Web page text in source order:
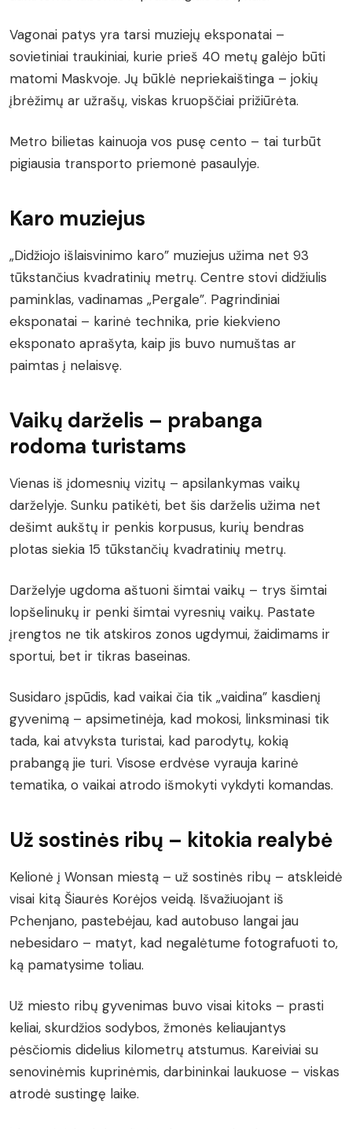
Vagonai patys yra tarsi muziejų eksponatai –
sovietiniai traukiniai, kurie prieš 40 metų galėjo būti
matomi Maskvoje. Jų būklė nepriekaištinga – jokių
įbrėžimų ar užrašų, viskas kruopščiai prižiūrėta.
Metro bilietas kainuoja vos pusę cento – tai turbūt
pigiausia transporto priemonė pasaulyje.
Karo muziejus
„Didžiojo išlaisvinimo karo” muziejus užima net 93
tūkstančius kvadratinių metrų. Centre stovi didžiulis
paminklas, vadinamas „Pergale”. Pagrindiniai
eksponatai – karinė technika, prie kiekvieno
eksponato aprašyta, kaip jis buvo numuštas ar
paimtas į nelaisvę.
Vaikų darželis – prabanga
rodoma turistams
Vienas iš įdomesnių vizitų – apsilankymas vaikų
darželyje. Sunku patikėti, bet šis darželis užima net
dešimt aukštų ir penkis korpusus, kurių bendras
plotas siekia 15 tūkstančių kvadratinių metrų.
Darželyje ugdoma aštuoni šimtai vaikų – trys šimtai
lopšelinukų ir penki šimtai vyresnių vaikų. Pastate
įrengtos ne tik atskiros zonos ugdymui, žaidimams ir
sportui, bet ir tikras baseinas.
Susidaro įspūdis, kad vaikai čia tik „vaidina” kasdienį
gyvenimą – apsimetinėja, kad mokosi, linksminasi tik
tada, kai atvyksta turistai, kad parodytų, kokią
prabangą jie turi. Visose erdvėse vyrauja karinė
tematika, o vaikai atrodo išmokyti vykdyti komandas.
Už sostinės ribų – kitokia realybė
Kelionė į Wonsan miestą – už sostinės ribų – atskleidė
visai kitą Šiaurės Korėjos veidą. Išvažiuojant iš
Pchenjano, pastebėjau, kad autobuso langai jau
nebesidaro – matyt, kad negalėtume fotografuoti to,
ką pamatysime toliau.
Už miesto ribų gyvenimas buvo visai kitoks – prasti
keliai, skurdžios sodybos, žmonės keliaujantys
pėsčiomis didelius kilometrų atstumus. Kareiviai su
senovinėmis kuprinėmis, darbininkai laukuose – viskas
atrodė sustingę laike.